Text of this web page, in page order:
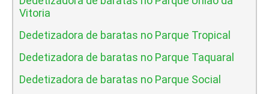
Vitoria
Dedetizadora de baratas no Parque Tropical
Dedetizadora de baratas no Parque Taquaral
Dedetizadora de baratas no Parque Social